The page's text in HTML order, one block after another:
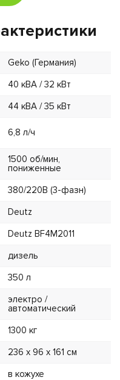
Geko (Германия)
40 кВА / 32 кВт
44 кВА / 35 кВт
6,8 л/ч
1500 об/мин,
пониженные
380/220В (3-фазн)
Deutz
Deutz BF4M2011
дизель
350 л
электро /
автоматический
1300 кг
236 х 96 х 161 см
в кожухе